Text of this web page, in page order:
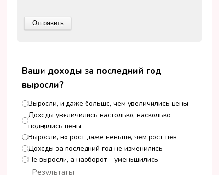
Ваши доходы за последний год
выросли?
Выросли, и даже больше, чем увеличились цены
Доходы увеличились настолько, насколько
поднялись цены
Выросли, но рост даже меньше, чем рост цен
Доходы за последний год не изменились
Не выросли, а наоборот – уменьшились
Результаты